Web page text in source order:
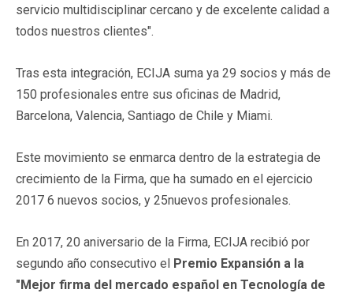
servicio multidisciplinar cercano y de excelente calidad a
todos nuestros clientes".
Tras esta integración, ECIJA suma ya 29 socios y más de
150 profesionales entre sus oficinas de Madrid,
Barcelona, Valencia, Santiago de Chile y Miami.
Este movimiento se enmarca dentro de la estrategia de
crecimiento de la Firma, que ha sumado en el ejercicio
2017 6 nuevos socios, y 25nuevos profesionales.
En 2017, 20 aniversario de la Firma, ECIJA recibió por
segundo año consecutivo el Premio Expansión a la
"Mejor firma del mercado español en Tecnología de